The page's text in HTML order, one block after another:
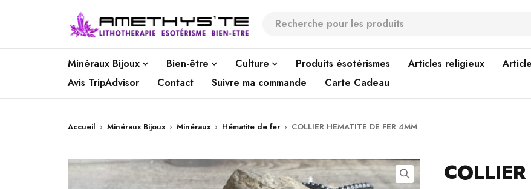
Minéraux Bijoux Bien-être Culture Produits ésotérismes Articles religieux
Avis TripAdvisor
Contact Suivre ma commande Carte Cadeau
Accueil › Minéraux Bijoux › Minéraux › Hématite de fer › COLLIER HEMATITE DE FER 4MM